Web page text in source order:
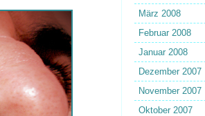
März 2008
Februar 2008
Januar 2008
Dezember 2007
November 2007
Oktober 2007